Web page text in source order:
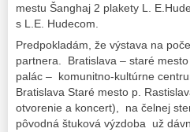
mestu Šanghaj 2 plakety L.
s L.E. Hudecom.
Predpokladám, že výstava na
partnera. Bratislava – staré
palác – komunitno-kultúrne
Bratislava Staré mesto p.
otvorenie a koncert), na čelnej
pôvodná štuková výzdoba už